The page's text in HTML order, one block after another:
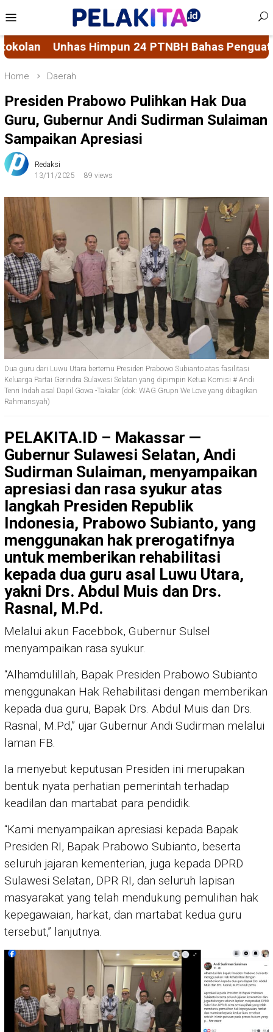
to
content
Menu
Bahas Penguatan Sistem Penjaminan Mutu
Home Daerah
Presiden Prabowo Pulihkan Hak Dua
Guru, Gubernur Andi Sudirman Sulaiman
Sampaikan Apresiasi
Redaksi
13/11/2025
89 views
Dua guru dari Luwu Utara bertemu Presiden Prabowo Subianto atas fasilitasi
Keluarga Partai Gerindra Sulawesi Selatan yang dipimpin Ketua Komisi # Andi
Tenri Indah asal Dapil Gowa -Takalar (dok: WAG Grupn We Love yang dibagikan
Rahmansyah)
PELAKITA.ID – Makassar —
Gubernur Sulawesi Selatan, Andi
Sudirman Sulaiman, menyampaikan
apresiasi dan rasa syukur atas
langkah Presiden Republik
Indonesia, Prabowo Subianto, yang
menggunakan hak prerogatifnya
untuk memberikan rehabilitasi
kepada dua guru asal Luwu Utara,
yakni Drs. Abdul Muis dan Drs.
Rasnal, M.Pd.
Melalui akun Facebbok, Gubernur Sulsel
menyampaikan rasa syukur.
“Alhamdulillah, Bapak Presiden Prabowo Subianto
menggunakan Hak Rehabilitasi dengan memberikan
kepada dua guru, Bapak Drs. Abdul Muis dan Drs.
Rasnal, M.Pd,” ujar Gubernur Andi Sudirman melalui
laman FB.
Ia menyebut keputusan Presiden ini merupakan
bentuk nyata perhatian pemerintah terhadap
keadilan dan martabat para pendidik.
“Kami menyampaikan apresiasi kepada Bapak
Presiden RI, Bapak Prabowo Subianto, beserta
seluruh jajaran kementerian, juga kepada DPRD
Sulawesi Selatan, DPR RI, dan seluruh lapisan
masyarakat yang telah mendukung pemulihan hak
kepegawaian, harkat, dan martabat kedua guru
tersebut,” lanjutnya.